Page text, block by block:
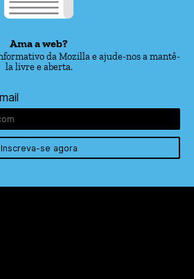
Ama a web?
da Mozilla e ajude-nos a mantê-
la livre e aberta.
Inscreva-se agora